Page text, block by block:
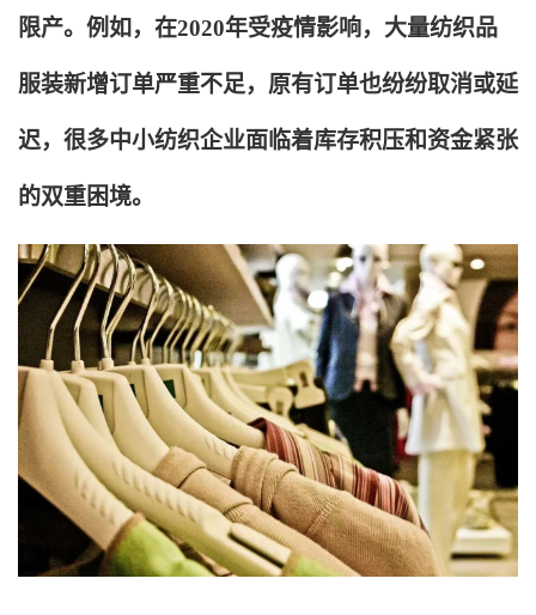
限产。例如，在2020年受疫情影响，大量纺织品
服装新增订单严重不足，原有订单也纷纷取消或延
迟，很多中小纺织企业面临着库存积压和资金紧张
的双重困境。